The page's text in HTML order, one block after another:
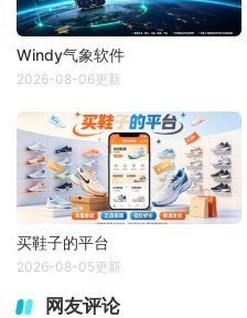
Windy气象软件
2026-08-06更新
买鞋子的平台
2026-08-05更新
网友评论